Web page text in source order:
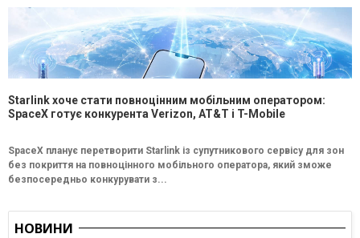
Starlink хоче стати повноцінним мобільним оператором:
SpaceX готує конкурента Verizon, AT&T і T-Mobile
SpaceX планує перетворити Starlink із супутникового сервісу для зон
без покриття на повноцінного мобільного оператора, який зможе
безпосередньо конкурувати з...
НОВИНИ